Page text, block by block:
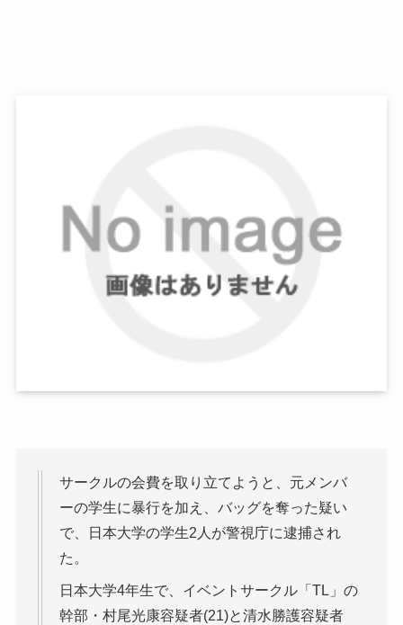
サークルの会費を取り立てようと、元メンバ
ーの学生に暴行を加え、バッグを奪った疑い
で、日本大学の学生2人が警視庁に逮捕され
た。
日本大学4年生で、イベントサークル「TL」の
幹部・村尾光康容疑者(21)と清水勝護容疑者